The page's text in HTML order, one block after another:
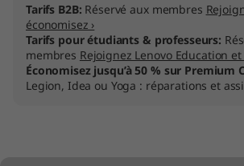
Tarifs B2B: Réservé aux membres
économisez ›
Tarifs pour étudiants & professeurs:
membres Rejoignez Lenovo Education
Économisez jusqu’à 50 % sur Premium
Legion, Idea ou Yoga : réparations et